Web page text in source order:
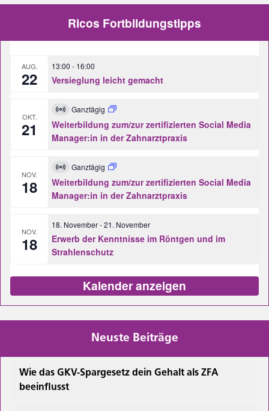
Ricos Fortbildungstipps
AUG.
22
13:00 - 16:00
Versieglung leicht gemacht
OKT.
21
Virtuell
Veranstaltung
Ganztägig
Weiterbildung zum/zur zertifizierten Social Media
Manager:in in der Zahnarztpraxis
NOV.
18
Virtuell
Veranstaltung
Ganztägig
Weiterbildung zum/zur zertifizierten Social Media
Manager:in in der Zahnarztpraxis
NOV.
18
18. November-21. November
Erwerb der Kenntnisse im Röntgen und im
Strahlenschutz
Kalender anzeigen
Neuste Beiträge
Wie das GKV-Spargesetz dein Gehalt als ZFA
beeinflusst